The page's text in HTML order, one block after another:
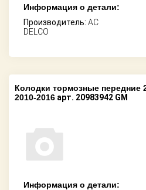
Информация о детали:
Производитель: AC
DELCO
Колодки тормозные передние
2010-2016 арт. 20983942 GM
Информация о детали: